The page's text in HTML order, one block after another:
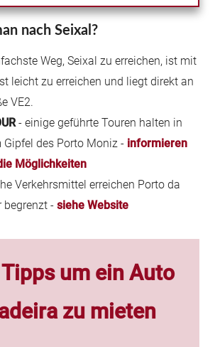
nach Seixal?
Weg, Seixal zu erreichen, ist mit
leicht zu erreichen und liegt direkt an
VE2.
- einige geführte Touren halten in
Gipfel des Porto Moniz - informieren
Möglichkeiten
Verkehrsmittel erreichen Porto da
begrenzt -siehe Website
um ein Auto
zu mieten